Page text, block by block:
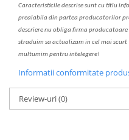
Caracteristicile descrise sunt cu titlu
prealabila din partea producatorilor
descriere nu obliga firma producatoare
straduim sa actualizam in cel mai
multumim pentru intelegere!
Informatii conformitate
Review-uri(0)